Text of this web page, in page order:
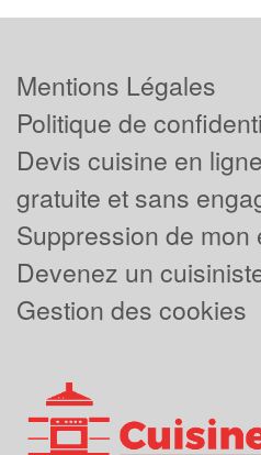
Mentions Légales
Politique de
Devis cuisine en
gratuite et sans
Suppression de mon
Devenez un
Gestion des cookies